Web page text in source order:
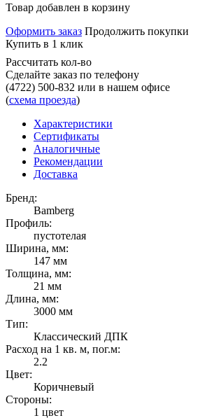
Товар добавлен в корзину
Оформить заказ Продолжить покупки
Купить в 1 клик
Рассчитать кол-во
Сделайте заказ по телефону
(4722) 500-832 или в нашем офисе
(схема проезда)
Характеристики
Сертификаты
Аналогичные
Рекомендации
Доставка
Бренд:
Bamberg
Профиль:
пустотелая
Ширина, мм:
147 мм
Толщина, мм:
21 мм
Длина, мм:
3000 мм
Тип:
Классический ДПК
Расход на 1 кв. м, пог.м:
2.2
Цвет:
Коричневый
Стороны:
1 цвет